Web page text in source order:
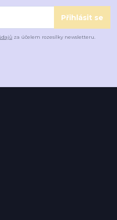
Přihlásit se
za účelem rozesílky newsletteru.